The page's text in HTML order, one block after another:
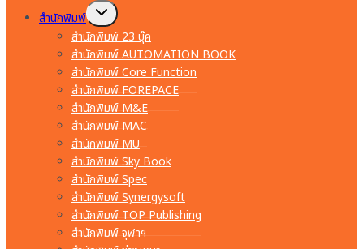
สำนักพิมพ์
Toggle
child
menu
สำนักพิมพ์ 23 บุ๊ค
สำนักพิมพ์ AUTOMATION BOOK
สำนักพิมพ์ Core Function
สำนักพิมพ์ FOREPACE
สำนักพิมพ์ M&E
สำนักพิมพ์ MAC
สำนักพิมพ์ MU
สำนักพิมพ์ Sky Book
สำนักพิมพ์ Spec
สำนักพิมพ์ Synergysoft
สำนักพิมพ์ TOP Publishing
สำนักพิมพ์ จุฬาฯ